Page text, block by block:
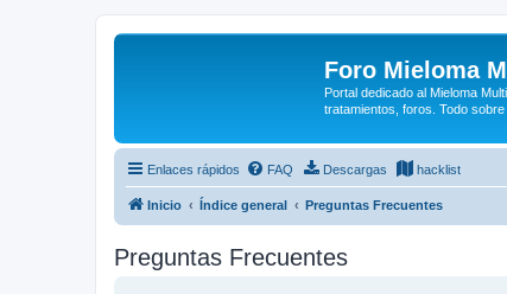
Foro Mieloma
Portal dedicado al Mieloma
tratamientos, foros. Todo
Enlaces rápidos FAQ Descargas hacklist
Inicio Índice general Preguntas Frecuentes
Preguntas Frecuentes